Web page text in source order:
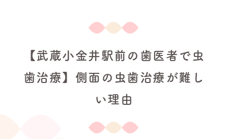
【武蔵小金井駅前の歯医者で虫
歯治療】側面の虫歯治療が難し
い理由